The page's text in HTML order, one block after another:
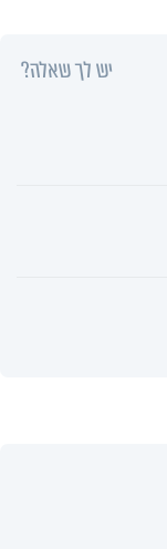
יש לך שאלה?